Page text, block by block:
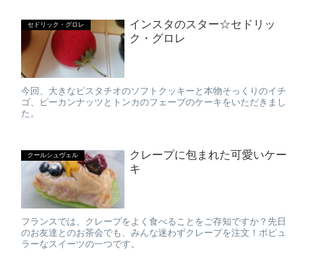
セドリック・グロレ
インスタのスター☆セドリッ
ク・グロレ
今回、大きなピスタチオのソフトクッキーと本物そっくりのイチ
ゴ、ピーカンナッツとトンカのフェーブのケーキをいただきまし
た。
クールシュヴェル
クレープに包まれた可愛いケー
キ
フランスでは、クレープをよく食べることをご存知ですか？先日
のお友達とのお茶会でも、みんな迷わずクレープを注文！ポピュ
ラーなスイーツの一つです。